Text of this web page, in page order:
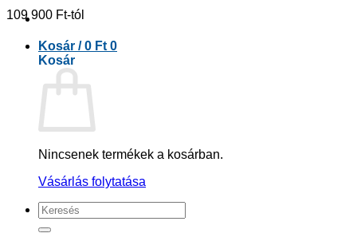
Kosár /0 Ft 0
Kosár
Nincsenek termékek a kosárban.
Vásárlás folytatása
Keresés
a
következőre:
109 900 Ft